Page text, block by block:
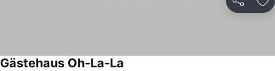
Partilhar
Gästehaus Oh-La-La